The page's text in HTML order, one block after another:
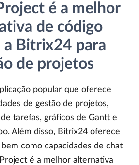
é a melhor
de código
a Bitrix24 para
de projetos
popular que oferece
de gestão de projetos,
tarefas, gráficos de Gantt e
Além disso, Bitrix24 oferece
como capacidades de chat
é a melhor alternativa